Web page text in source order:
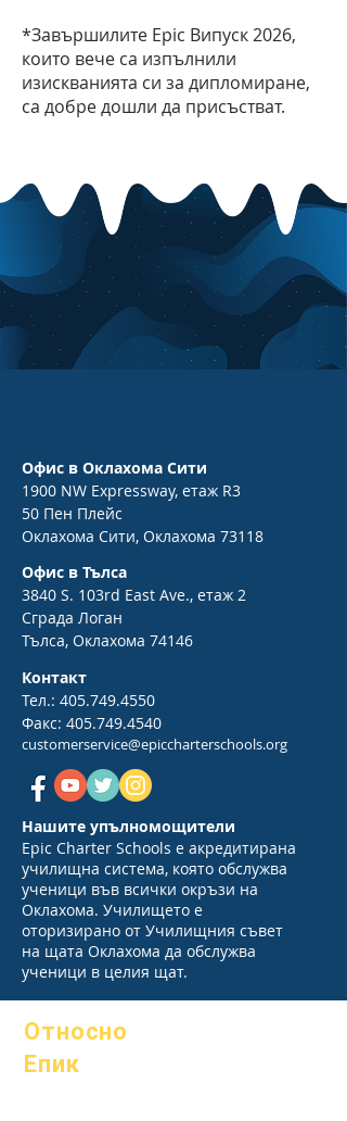
*Завършилите Epic Випуск 2026,
които вече са изпълнили
изискванията си за дипломиране,
са добре дошли да присъстват.
Офис в Оклахома Сити
1900 NW Expressway, етаж R3
50 Пен Плейс
Оклахома Сити, Оклахома 73118
Офис в Тълса
3840 S. 103rd East Ave., етаж 2
Сграда Логан
Тълса, Оклахома 74146
Контакт
Тел.: 405.749.4550
Факс: 405.749.4540
customerservice@epiccharterschools.org
Нашите упълномощители
Epic Charter Schools е акредитирана
училищна система, която обслужва
ученици във всички окръзи на
Оклахома. Училището е
оторизирано от Училищния съвет
на щата Оклахома да обслужва
ученици в целия щат.
Относно
Епик